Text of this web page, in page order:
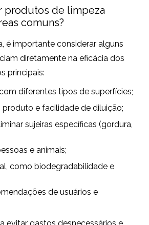
produtos de limpeza
comuns?
é importante considerar alguns
diretamente na eficácia dos
principais:
diferentes tipos de superfícies;
produto e facilidade de diluição;
e animais;